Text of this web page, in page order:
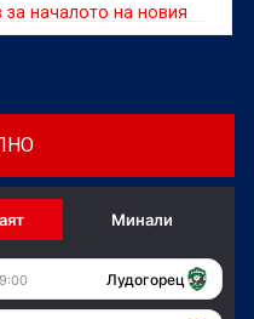
началото на новия
с 2:1 в контролата
Минали
Лудогорец